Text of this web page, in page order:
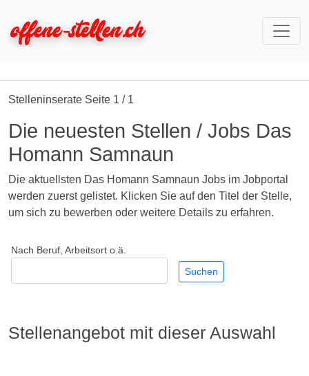
Stelleninserate Seite 1 / 1
Die neuesten Stellen / Jobs Das
Homann Samnaun
Die aktuellsten Das Homann Samnaun Jobs im Jobportal
werden zuerst gelistet. Klicken Sie auf den Titel der Stelle,
um sich zu bewerben oder weitere Details zu erfahren.
Nach Beruf, Arbeitsort o.ä.
Stellenangebot mit dieser Auswahl